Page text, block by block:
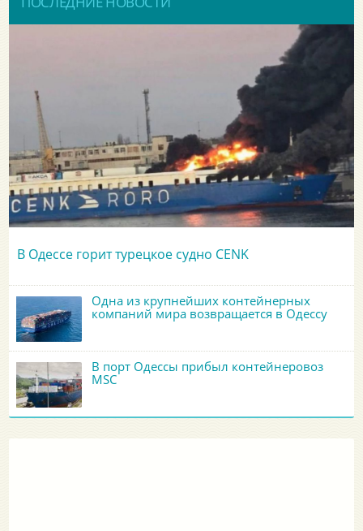
В Одессе горит турецкое судно CENK
Одна из крупнейших контейнерных
компаний мира возвращается в Одессу
В порт Одессы прибыл контейнеровоз
MSC